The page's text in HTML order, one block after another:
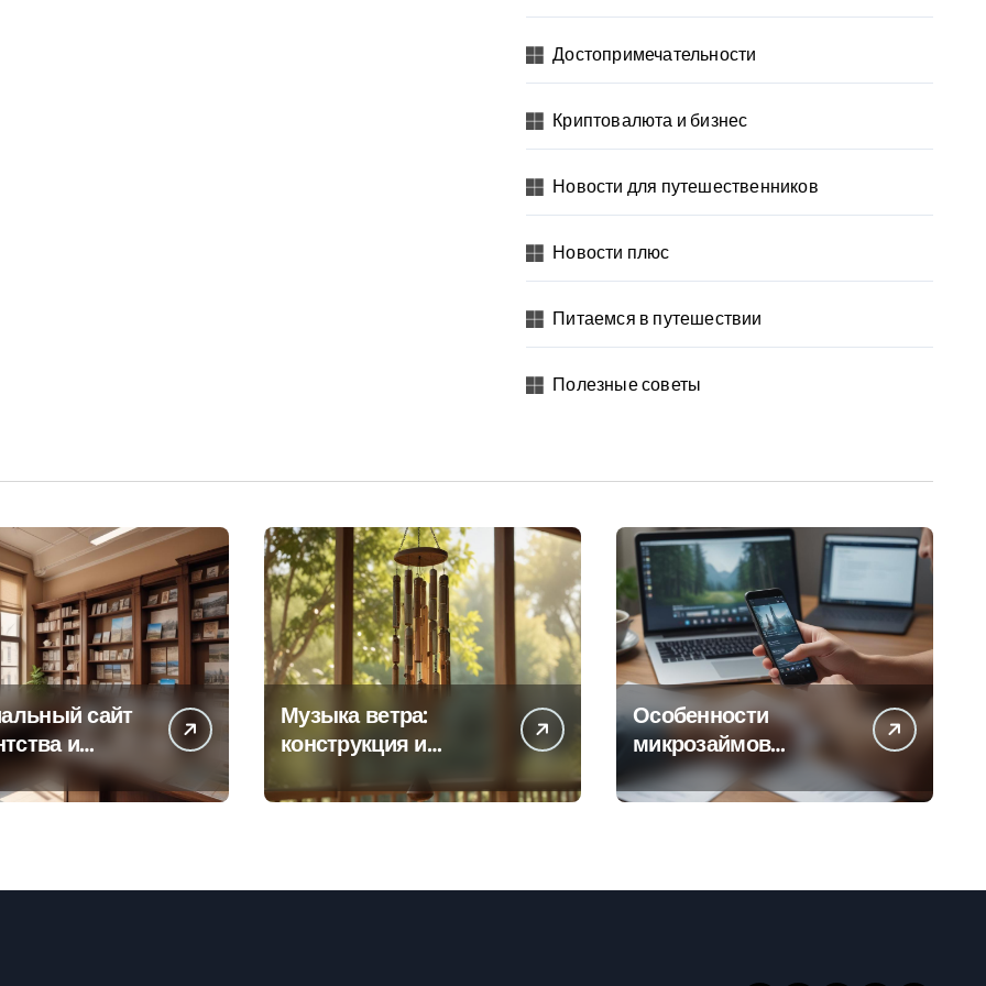
Достопримечательности
Криптовалюта и бизнес
Новости для путешественников
Новости плюс
Питаемся в путешествии
Полезные советы
сайт
и
офисов
по регионам
Музыка ветра:
конструкция и
звучания
Особенности
микрозаймов
онлайн: условия,
процентные ставки и